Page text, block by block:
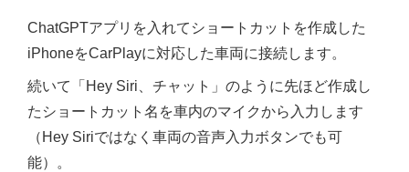
ChatGPTアプリを入れてショートカットを作成した
iPhoneをCarPlayに対応した車両に接続します。
続いて「Hey Siri、チャット」のように先ほど作成し
たショートカット名を車内のマイクから入力します
（Hey Siriではなく車両の音声入力ボタンでも可
能）。